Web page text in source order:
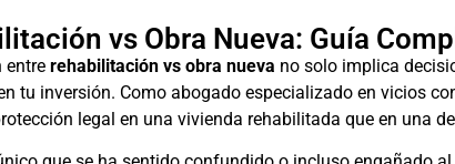
vs Obra Nueva: Guía
entre rehabilitación vs obra nueva no solo implica
tu inversión. Como abogado especializado en vicios
legal en una vivienda rehabilitada que en una